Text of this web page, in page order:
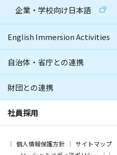
企業・学校向け日本語
English Immersion Activities
自治体・省庁との連携
財団との連携
社員採用
個人情報保護方針 サイトマップ